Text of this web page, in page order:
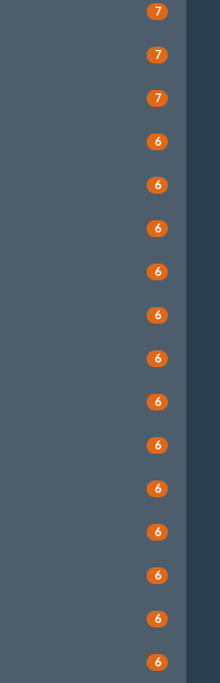
7
7
7
6
6
6
6
6
6
6
6
6
6
6
6
6